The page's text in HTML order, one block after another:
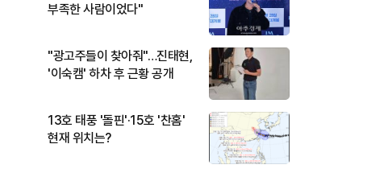
부족한 사람이었다"
"광고주들이 찾아줘"…진태현,
'이숙캠' 하차 후 근황 공개
13호 태풍 '돌핀'·15호 '찬홈'
현재 위치는?